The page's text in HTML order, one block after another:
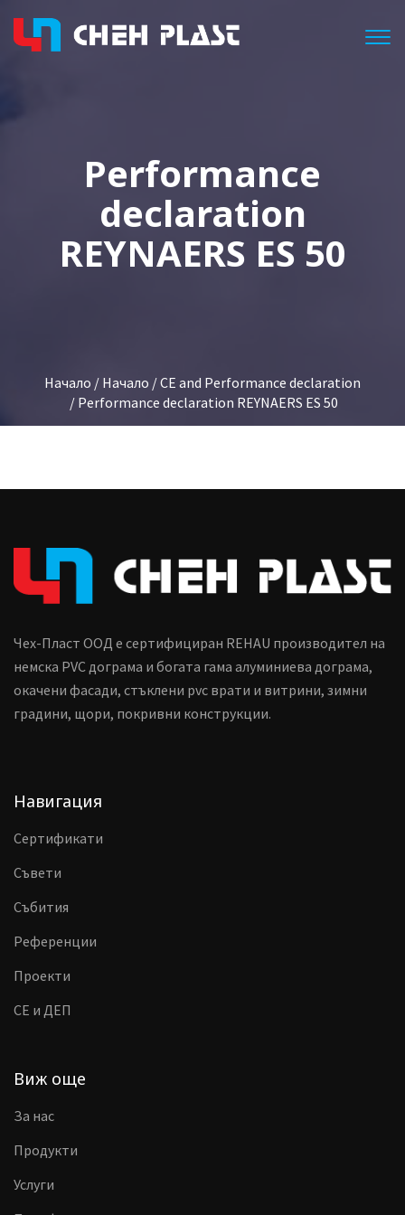
Performance
declaration
REYNAERS ES 50
Начало / Начало /CE and Performance declaration
/ Performance declaration REYNAERS ES 50
Чех-Пласт ООД е сертифициран REHAU производител на
немска PVC дограма и богата гама алуминиева дограма,
окачени фасади, стъклени pvc врати и витрини, зимни
градини, щори, покривни конструкции.
Навигация
Сертификати
Съвети
Събития
Референции
Проекти
CE и ДЕП
Виж още
За нас
Продукти
Услуги